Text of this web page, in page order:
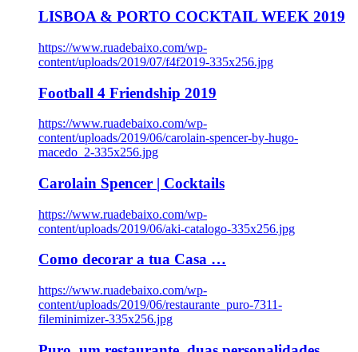
LISBOA & PORTO COCKTAIL WEEK 2019
https://www.ruadebaixo.com/wp-
content/uploads/2019/07/f4f2019-335x256.jpg
Football 4 Friendship 2019
https://www.ruadebaixo.com/wp-
content/uploads/2019/06/carolain-spencer-by-hugo-
macedo_2-335x256.jpg
Carolain Spencer | Cocktails
https://www.ruadebaixo.com/wp-
content/uploads/2019/06/aki-catalogo-335x256.jpg
Como decorar a tua Casa …
https://www.ruadebaixo.com/wp-
content/uploads/2019/06/restaurante_puro-7311-
fileminimizer-335x256.jpg